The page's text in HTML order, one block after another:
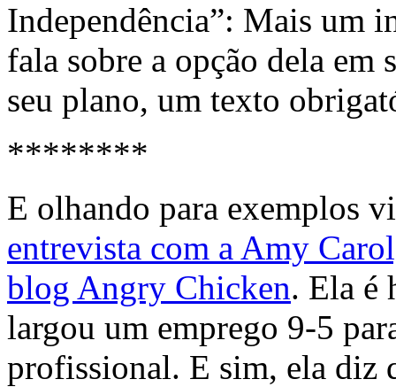
Independência”: Mais um
fala sobre a opção dela em
seu plano, um texto
********
E olhando para exemplos
entrevista com a Amy
blog Angry Chicken. Ela é
largou um emprego 9-5
profissional. E sim, ela diz